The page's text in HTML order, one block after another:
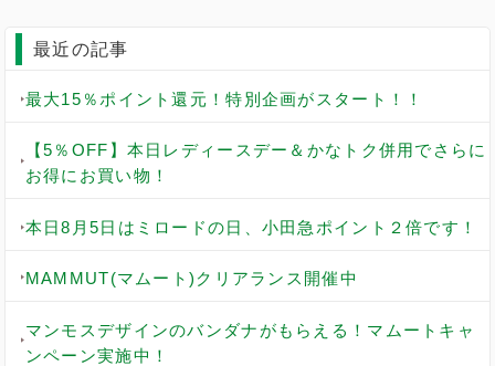
最近の記事
最大15％ポイント還元！特別企画がスタート！！
【5％OFF】本日レディースデー＆かなトク併用でさらに
お得にお買い物！
本日8月5日はミロードの日、小田急ポイント２倍です！
MAMMUT(マムート)クリアランス開催中
マンモスデザインのバンダナがもらえる！マムートキャ
ンペーン実施中！